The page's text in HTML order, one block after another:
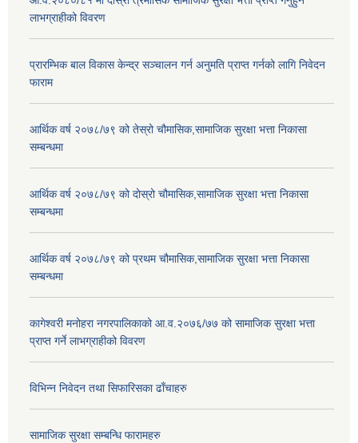
लाभग्राहीको विवरण
प्रारम्भिक बाल विकास केन्द्र सञ्चालन गर्न अनुमति प्राप्त गर्नको लागि निवेदन
फाराम
आर्थिक वर्ष २०७८/७९ को तेस्रो चौमासिक,सामाजिक सुरक्षा भत्ता निकासा
सम्बन्धमा
आर्थिक वर्ष २०७८/७९ को दोस्रो चौमासिक,सामाजिक सुरक्षा भत्ता निकासा
सम्बन्धमा
आर्थिक वर्ष २०७८/७९ को प्रथम चौमासिक,सामाजिक सुरक्षा भत्ता निकासा
सम्बन्धमा
कागेश्वरी मनोहरा नगरपालिकाको आ.व.२०७६/७७ को सामाजिक सुरक्षा भत्ता
प्राप्त गर्ने लाभग्राहीको विवरण
विभिन्न निवेदन तथा सिफारिसका ढाँचाहरु
सामाजिक सुरक्षा सम्बन्धि फारामहरु